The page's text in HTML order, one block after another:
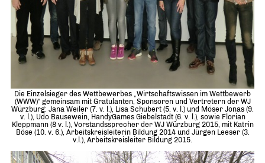
Die Einzelsieger des Wettbewerbes „Wirtschaftswissen im Wettbewerb
(WWW)“ gemeinsam mit Gratulanten, Sponsoren und Vertretern der WJ
Würzburg: Jana Weiler (7. v. l.), Lisa Schubert (5. v. l.) und Möser Jonas (9.
v. l.), Udo Bausewein, HandyGames Giebelstadt (6. v. l.), sowie Florian
Kleppmann (8 v. l.), Vorstandssprecher der WJ Würzburg 2015, mit Katrin
Böse (10. v. 6.), Arbeitskreisleiterin Bildung 2014 und Jürgen Leeser (3.
v.l.), Arbeitskreisleiter Bildung 2015.